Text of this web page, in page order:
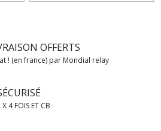
OFFERTS
! (en france) par Mondial relay
4 FOIS ET CB